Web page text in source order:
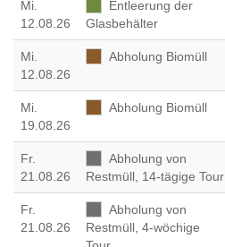
Mi.
12.08.26
Entleerung der
Glasbehälter
Mi.
12.08.26
Abholung Biomüll
Mi.
19.08.26
Abholung Biomüll
Fr.
21.08.26
Abholung von
Restmüll, 14-tägige Tour
Fr.
21.08.26
Abholung von
Restmüll, 4-wöchige